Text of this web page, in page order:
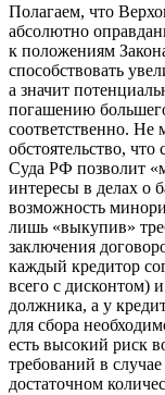
Полагаем, что
абсолютно
к положениям
способствовать
а значит
погашению
соответственно. Не
обстоятельство,
Суда РФ позволит
интересы в делах о
возможность
лишь «выкупив»
заключения
каждый кредитор
всего с дисконтом)
должника, а у
для сбора
есть высокий риск
требований в
достаточном